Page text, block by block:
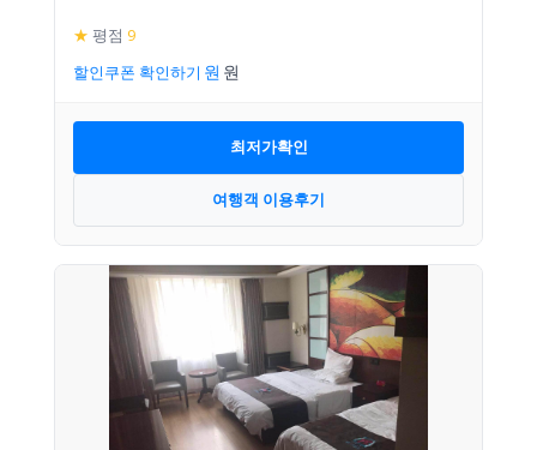
★ 평점 9
할인쿠폰 확인하기
최저가확인
여행객 이용후기